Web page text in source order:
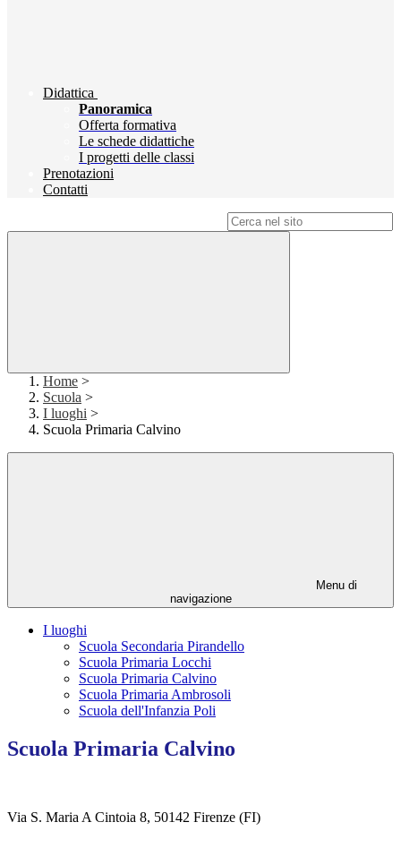
Didattica
Panoramica
Offerta formativa
Le schede didattiche
I progetti delle classi
Prenotazioni
Contatti
Home >
Scuola >
I luoghi >
Scuola Primaria Calvino
Menu di
navigazione
I luoghi
Scuola Secondaria Pirandello
Scuola Primaria Locchi
Scuola Primaria Calvino
Scuola Primaria Ambrosoli
Scuola dell'Infanzia Poli
Scuola Primaria Calvino
Via S. Maria A Cintoia 8, 50142 Firenze (FI)